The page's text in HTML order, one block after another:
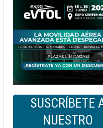
SUSCRÍBETE
NUESTRO